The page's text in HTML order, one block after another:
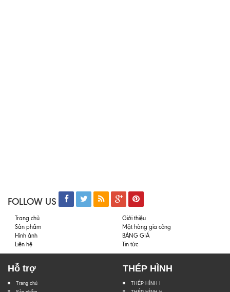
FOLLOW US
Trang chủ
Giới thiệu
Sản phẩm
Mặt hàng gia công
Hình ảnh
BẢNG GIÁ
Liên hệ
Tin tức
Hỗ trợ
Trang chủ
THÉP HÌNH
THÉP HÌNH I